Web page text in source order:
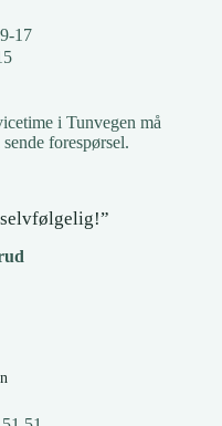
17
i Tunvegen må
forespørsel.